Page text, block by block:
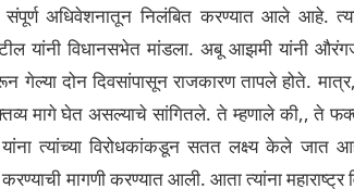
अधिवेशनातून निलंबित करण्यात आले आहे.
यांनी विधानसभेत मांडला. अबू आझमी यांनी
गेल्या दोन दिवसांपासून राजकारण तापले होते.
मागे घेत असल्याचे सांगितले. ते म्हणाले की,, ते
त्यांच्या विरोधकांकडून सतत लक्ष्य केले जात
मागणी करण्यात आली. आता त्यांना महाराष्ट्र